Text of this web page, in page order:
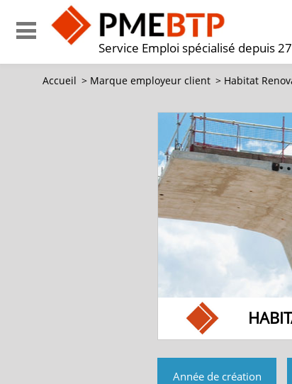
Service Emploi spécialisé depuis
Accueil > Marque employeur client > Habitat
Année de création